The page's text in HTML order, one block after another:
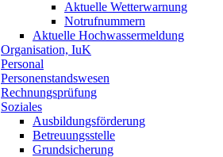
Aktuelle Wetterwarnung
Notrufnummern
Aktuelle Hochwassermeldung
Organisation, IuK
Personal
Personenstandswesen
Rechnungsprüfung
Soziales
Ausbildungsförderung
Betreuungsstelle
Grundsicherung